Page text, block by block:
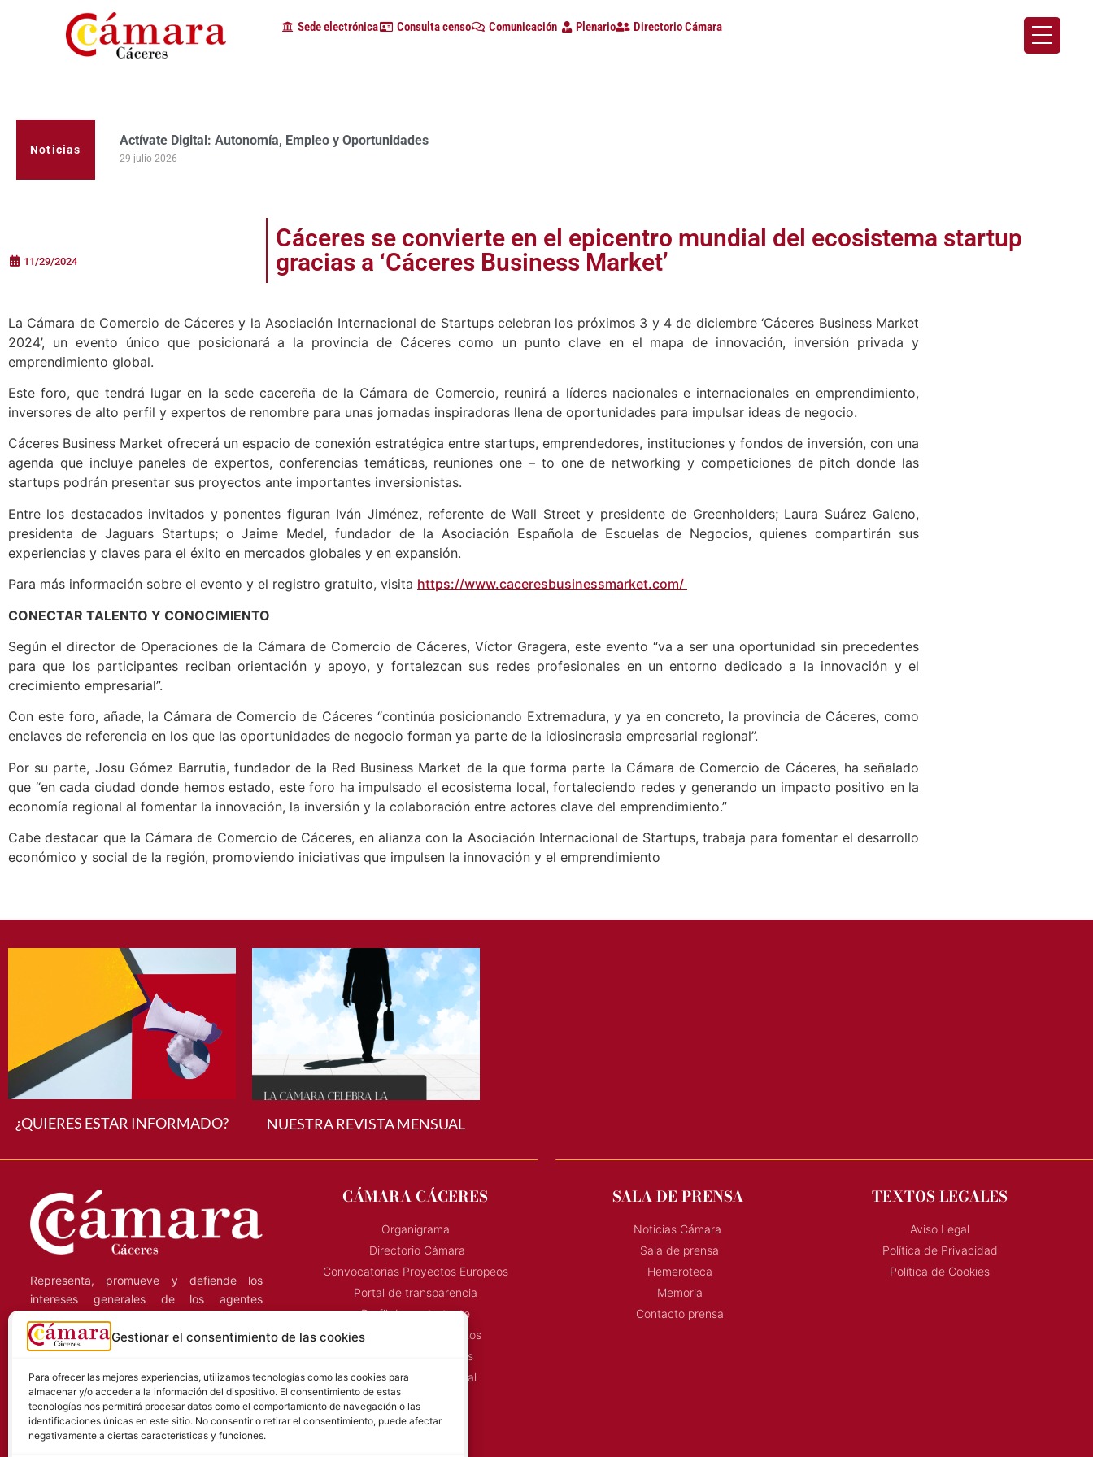
Gestionar el consentimiento de las cookies
Para ofrecer las mejores experiencias, utilizamos tecnologías como las cookies para
almacenar y/o acceder a la información del dispositivo. El consentimiento de estas
tecnologías nos permitirá procesar datos como el comportamiento de navegación o las
identificaciones únicas en este sitio. No consentir o retirar el consentimiento, puede afectar
negativamente a ciertas características y funciones.
Sede electrónica Consulta censo Comunicación Plenario Directorio Cámara
Noticias
Actívate Digital: Autonomía, Empleo y Oportunidades
29 julio 2026
11/29/2024
Cáceres se convierte en el epicentro mundial del ecosistema startup
gracias a ‘Cáceres Business Market’
La Cámara de Comercio de Cáceres y la Asociación Internacional de Startups celebran los próximos 3 y 4 de diciembre ‘Cáceres Business Market
2024’, un evento único que posicionará a la provincia de Cáceres como un punto clave en el mapa de innovación, inversión privada y
emprendimiento global.
Este foro, que tendrá lugar en la sede cacereña de la Cámara de Comercio, reunirá a líderes nacionales e internacionales en emprendimiento,
inversores de alto perfil y expertos de renombre para unas jornadas inspiradoras llena de oportunidades para impulsar ideas de negocio.
Cáceres Business Market ofrecerá un espacio de conexión estratégica entre startups, emprendedores, instituciones y fondos de inversión, con una
agenda que incluye paneles de expertos, conferencias temáticas, reuniones one – to one de networking y competiciones de pitch donde las
startups podrán presentar sus proyectos ante importantes inversionistas.
Entre los destacados invitados y ponentes figuran Iván Jiménez, referente de Wall Street y presidente de Greenholders; Laura Suárez Galeno,
presidenta de Jaguars Startups; o Jaime Medel, fundador de la Asociación Española de Escuelas de Negocios, quienes compartirán sus
experiencias y claves para el éxito en mercados globales y en expansión.
Para más información sobre el evento y el registro gratuito, visita https://www.caceresbusinessmarket.com/
CONECTAR TALENTO Y CONOCIMIENTO
Según el director de Operaciones de la Cámara de Comercio de Cáceres, Víctor Gragera, este evento “va a ser una oportunidad sin precedentes
para que los participantes reciban orientación y apoyo, y fortalezcan sus redes profesionales en un entorno dedicado a la innovación y el
crecimiento empresarial”.
Con este foro, añade, la Cámara de Comercio de Cáceres “continúa posicionando Extremadura, y ya en concreto, la provincia de Cáceres, como
enclaves de referencia en los que las oportunidades de negocio forman ya parte de la idiosincrasia empresarial regional”.
Por su parte, Josu Gómez Barrutia, fundador de la Red Business Market de la que forma parte la Cámara de Comercio de Cáceres, ha señalado
que “en cada ciudad donde hemos estado, este foro ha impulsado el ecosistema local, fortaleciendo redes y generando un impacto positivo en la
economía regional al fomentar la innovación, la inversión y la colaboración entre actores clave del emprendimiento.”
Cabe destacar que la Cámara de Comercio de Cáceres, en alianza con la Asociación Internacional de Startups, trabaja para fomentar el desarrollo
económico y social de la región, promoviendo iniciativas que impulsen la innovación y el emprendimiento
¿QUIERES ESTAR INFORMADO? NUESTRA REVISTA MENSUAL
Representa, promueve y defiende los
intereses generales de los agentes
a las empresas que ejercen su actividad en
la provincia de Cáceres.
CÁMARA CÁCERES
Organigrama
Directorio Cámara
Convocatorias Proyectos Europeos
Portal de transparencia
Perfil de contratante
Convocatoria Proyectos
Horarios Comerciales
Señalización Comercial
Contacto
Directorio AEXTIC
SALA DE PRENSA
Noticias Cámara
Sala de prensa
Hemeroteca
Memoria
Contacto prensa
TEXTOS LEGALES
Aviso Legal
Política de Privacidad
Política de Cookies